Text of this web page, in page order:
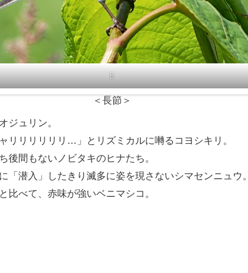
5
＜長節＞
ジュリン。
リリリリリリ…」とリズミカルに囀るコヨシキリ。
後間もないノビタキのヒナたち。
「潜入」したきり滅多に姿を現さないシマセンニュウ。
比べて、赤味が強いベニマシコ。